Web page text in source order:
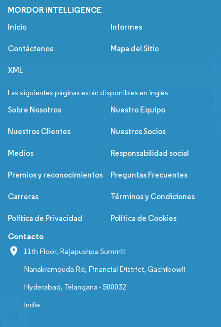
MORDOR INTELLIGENCE
Inicio Informes
Contáctenos Mapa del Sitio
XML
Las siguientes páginas están disponibles en inglés
Sobre Nosotros Nuestro Equipo
Nuestros Clientes Nuestros Socios
Medios Responsabilidad social
Premios y reconocimientos Preguntas Frecuentes
Carreras Términos y Condiciones
Política de Privacidad Política de Cookies
Contacto
11th Floor, Rajapushpa Summit
Nanakramguda Rd, Financial District, Gachibowli
Hyderabad, Telangana - 500032
India